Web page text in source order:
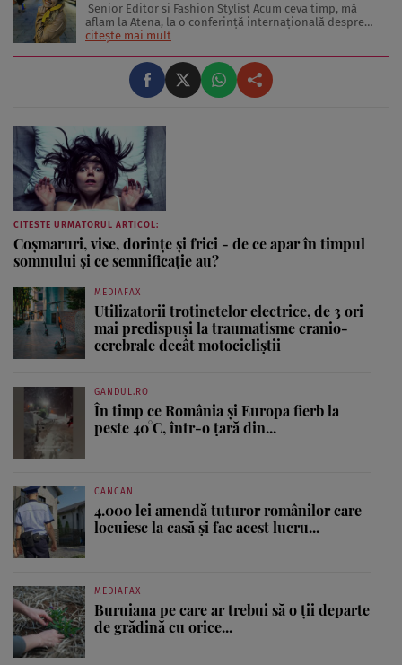
Senior Editor si Fashion Stylist Acum ceva timp, mă
aflam la Atena, la o conferinţă internaţională despre
frumuseţe şi industria de profil. În sală erau jurnaliste
Multe dintre ele erau parcă scoase din paginile
revistelor pentru ...
citește mai mult
CITESTE URMATORUL ARTICOL:
Coșmaruri, vise, dorințe și frici - de ce apar în timpul
somnului și ce semnificație au?
MEDIAFAX
Utilizatorii trotinetelor electrice, de 3 ori
mai predispuși la traumatisme cranio-
cerebrale decât motocicliștii
GANDUL.RO
În timp ce România și Europa fierb la
peste 40°C, într-o țară din...
CANCAN
4.000 lei amendă tuturor românilor care
locuiesc la casă și fac acest lucru...
MEDIAFAX
Buruiana pe care ar trebui să o ții departe
de grădină cu orice...